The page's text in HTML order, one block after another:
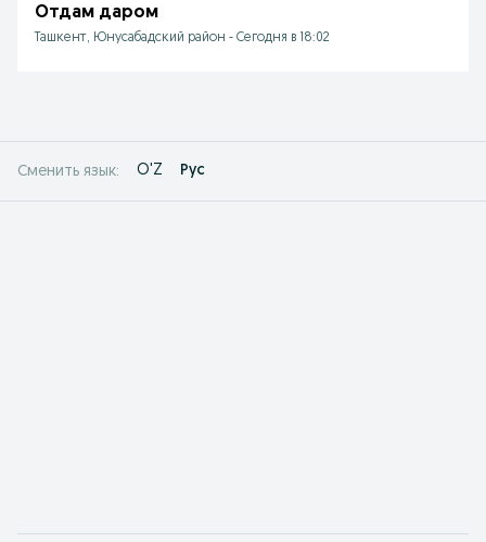
Отдам даром
Ташкент, Юнусабадский район - Сегодня в 18:02
Сменить язык: O'Z Рус